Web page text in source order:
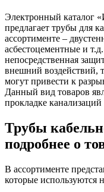
Электронный каталог
предлагает трубы для
ассортименте –
асбестоцементные и
непосредственная
внешний воздействий,
могут привести к
Данный вид товаров
прокладке канализаций
Трубы
подробнее о
В ассортименте
которые используются